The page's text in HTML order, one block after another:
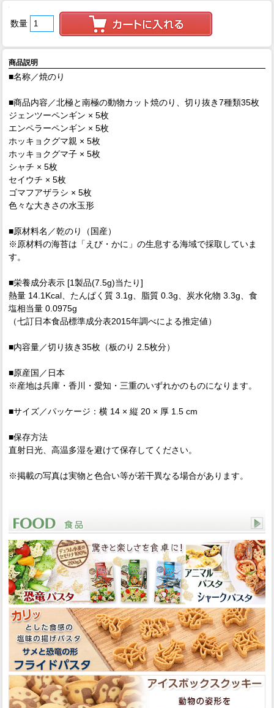
数量
商品説明
■名称／焼のり
■商品内容／北極と南極の動物カット焼のり、切り抜き7種類35枚
ジェンツーペンギン × 5枚
エンペラーペンギン × 5枚
ホッキョクグマ親 × 5枚
ホッキョクグマ子 × 5枚
シャチ × 5枚
セイウチ × 5枚
ゴマフアザラシ × 5枚
色々な大きさの水玉形
■原材料名／乾のり（国産）
※原材料の海苔は「えび・かに」の生息する海域で採取していま
す。
■栄養成分表示 [1製品(7.5g)当たり]
熱量 14.1Kcal、たんぱく質 3.1g、脂質 0.3g、炭水化物 3.3g、食
塩相当量 0.0975g
（七訂日本食品標準成分表2015年調べによる推定値）
■内容量／切り抜き35枚（板のり 2.5枚分）
■原産国／日本
※産地は兵庫・香川・愛知・三重のいずれかのものになります。
■サイズ／パッケージ：横 14 × 縦 20 × 厚 1.5 cm
■保存方法
直射日光、高温多湿を避けて保存してください。
※掲載の写真は実物と色合い等が若干異なる場合があります。